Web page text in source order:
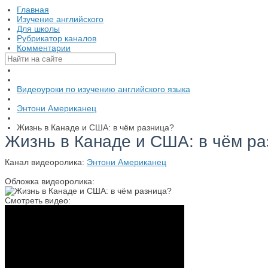
Главная
Изучение английского
Для школы
Рубрикатор каналов
Комментарии
Видеоуроки по изучению английского языка
Энтони Американец
Жизнь в Канаде и США: в чём разница?
Жизнь в Канаде и США: в чём
Канал видеоролика: Энтони Американец
Обложка видеоролика:
Смотреть видео: